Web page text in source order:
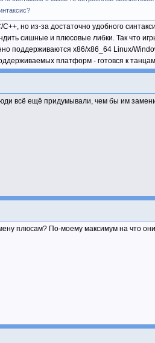
но из-за достаточно удобного
сишные и плюсовые либки. Так что
поддерживаются x86/x86_64 Linux/
платформ - готовся к
всё ещё придумывали, чем бы им
плюсам? По-моему максимум на что